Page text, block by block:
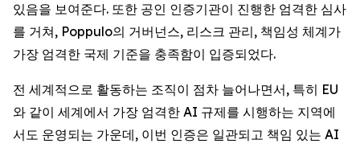
있음을 보여준다. 또한 공인 인증기관이 진행한 엄격한 심사
를 거쳐, Poppulo의 거버넌스, 리스크 관리, 책임성 체계가
가장 엄격한 국제 기준을 충족함이 입증되었다.
전 세계적으로 활동하는 조직이 점차 늘어나면서, 특히 EU
와 같이 세계에서 가장 엄격한 AI 규제를 시행하는 지역에
서도 운영되는 가운데, 이번 인증은 일관되고 책임 있는 AI